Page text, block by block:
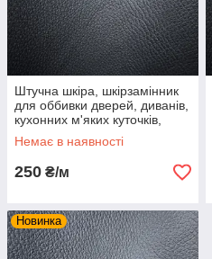
Штучна шкіра, шкірзамінник
для оббивки дверей, диванів,
кухонних м'яких куточків,
табуреток та ін меблів
Немає в наявності
250 ₴/м
Новинка